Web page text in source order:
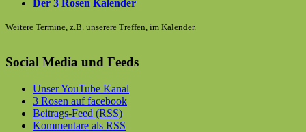
Der 3 Rosen Kalender
Weitere Termine, z.B. unserere Treffen, im Kalender.
Social Media und Feeds
Unser YouTube Kanal
3 Rosen auf facebook
Beitrags-Feed (RSS)
Kommentare als RSS